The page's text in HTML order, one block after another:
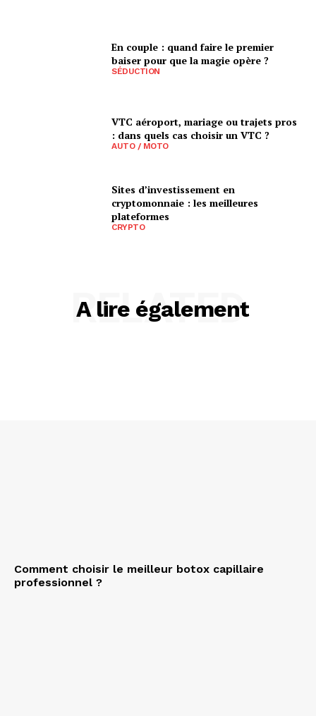
En couple : quand faire le premier
baiser pour que la magie opère ?
SÉDUCTION
VTC aéroport, mariage ou trajets pros
: dans quels cas choisir un VTC ?
AUTO / MOTO
Sites d’investissement en
cryptomonnaie : les meilleures
plateformes
CRYPTO
A lire également
RELATED
Comment choisir le meilleur botox capillaire
professionnel ?